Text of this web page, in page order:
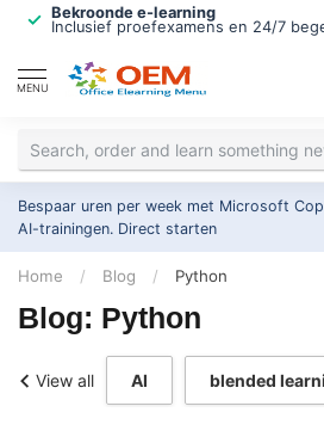
Bekroonde e-learning
Inclusief proefexamens en 24/7
MENU
Bespaar uren per week met Microsoft
AI-trainingen. Direct starten
Home / Blog / Python
Blog: Python
View all AI blended